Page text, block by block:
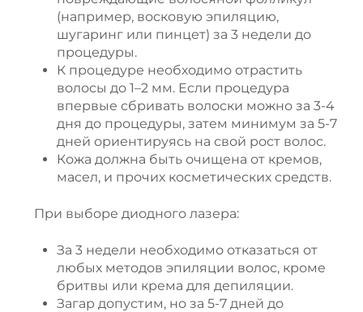
(например, восковую эпиляцию,
шугаринг или пинцет) за 3 недели до
процедуры.
К процедуре необходимо отрастить
волосы до 1–2 мм. Если процедура
впервые сбривать волоски можно за 3-4
дня до процедуры, затем минимум за 5-7
дней ориентируясь на свой рост волос.
Кожа должна быть очищена от кремов,
масел, и прочих косметических средств.
При выборе диодного лазера:
За 3 недели необходимо отказаться от
любых методов эпиляции волос, кроме
бритвы или крема для депиляции.
Загар допустим, но за 5-7 дней до